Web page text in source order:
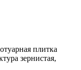
плитка
зернистая,